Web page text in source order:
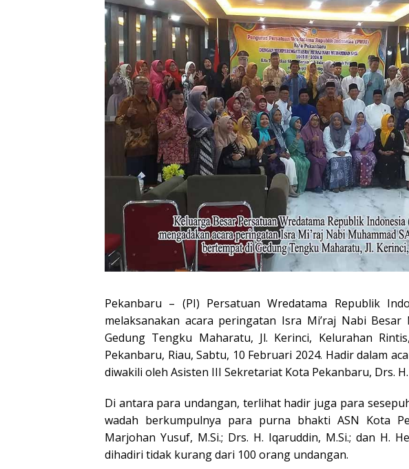
Pekanbaru – (PI) Persatuan Wredatama Republik
melaksanakan acara peringatan Isra Mi’raj Nabi Besar
Gedung Tengku Maharatu, Jl. Kerinci, Kelurahan
Pekanbaru, Riau, Sabtu, 10 Februari 2024. Hadir dalam
diwakili oleh Asisten III Sekretariat Kota Pekanbaru, Drs.
Di antara para undangan, terlihat hadir juga para
wadah berkumpulnya para purna bhakti ASN Kota
Marjohan Yusuf, M.Si.; Drs. H. Iqaruddin, M.Si.; dan H.
dihadiri tidak kurang dari 100 orang undangan.